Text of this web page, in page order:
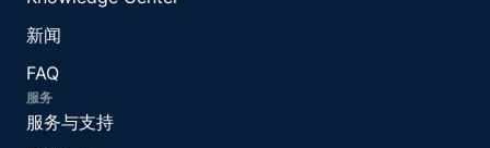
新闻
FAQ
服务
服务与支持